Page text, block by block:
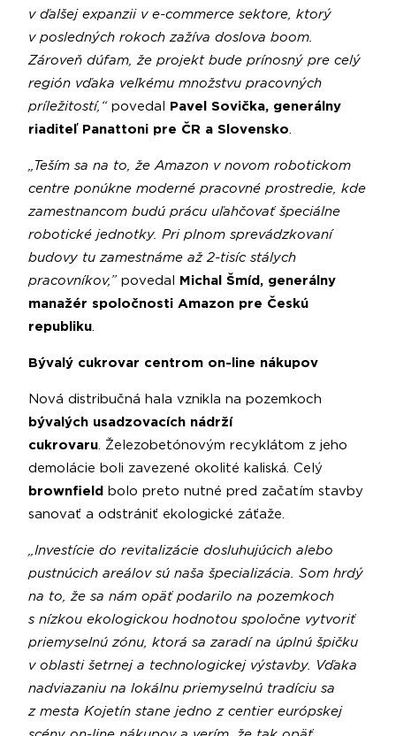
v ďalšej expanzii v e-commerce sektore, ktorý
v posledných rokoch zažíva doslova boom.
Zároveň dúfam, že projekt bude prínosný pre celý
región vďaka veľkému množstvu pracovných
príležitostí,“ povedal
Pavel Sovička, generálny
riaditeľ Panattoni pre ČR a Slovensko.
„Teším sa na to, že Amazon v novom robotickom
centre ponúkne moderné pracovné prostredie, kde
zamestnancom budú prácu uľahčovať špeciálne
robotické jednotky. Pri plnom sprevádzkovaní
budovy tu zamestnáme až 2-tisíc stálych
pracovníkov,” povedal
Michal Šmíd, generálny
manažér spoločnosti Amazon pre Českú
republiku.
Bývalý cukrovar centrom on-line nákupov
Nová distribučná hala vznikla na pozemkoch
bývalých usadzovacích nádrží
cukrovaru. Železobetónovým recyklátom z jeho
demolácie boli zavezené okolité kaliská. Celý
brownfield
bolo preto nutné pred začatím stavby
sanovať a odstrániť ekologické záťaže.
„Investície do revitalizácie dosluhujúcich alebo
pustnúcich areálov sú naša špecializácia. Som hrdý
na to, že sa nám opäť podarilo na pozemkoch
s nízkou ekologickou hodnotou spoločne vytvoriť
priemyselnú zónu, ktorá sa zaradí na úplnú špičku
v oblasti šetrnej a technologickej výstavby. Vďaka
nadviazaniu na lokálnu priemyselnú tradíciu sa
z mesta Kojetín stane jedno z centier európskej